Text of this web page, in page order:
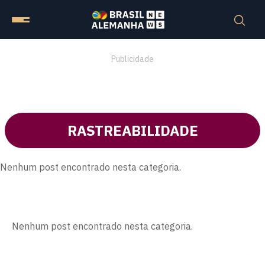
Publicidade
RASTREABILIDADE
Nenhum post encontrado nesta categoria.
Nenhum post encontrado nesta categoria.